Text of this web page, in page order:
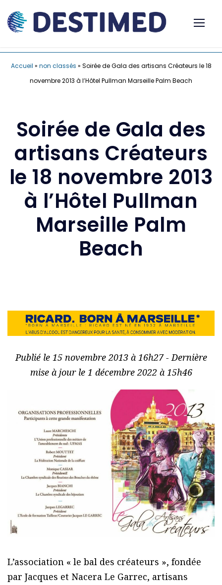
Accueil » non classés » Soirée de Gala des artisans Créateurs le 18
novembre 2013 à l’Hôtel Pullman Marseille Palm Beach
Soirée de Gala des
artisans Créateurs
le 18 novembre 2013
à l’Hôtel Pullman
Marseille Palm
Beach
Publié le 15 novembre 2013 à 16h27 - Dernière
mise à jour le 1 décembre 2022 à 15h46
L’association « le bal des créateurs », fondée
par Jacques et Nacera Le Garrec, artisans